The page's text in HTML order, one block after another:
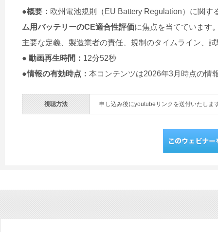
●概要： 欧州電池規則（EU Battery Regulation）に関す
ム用バッテリーのCE適合性評価に焦点を当てています
主要な定義、製造業者の責任、規制のタイムライン、
● 動画再生時間： 12分52秒
●情報の有効時点： 本コンテンツは2026年3月時点の情
視聴方法 申し込み後にyoutubeリンクを送付いたしま